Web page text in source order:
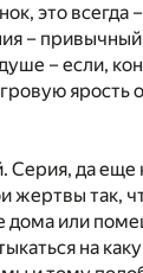
это
–
– если,
ярость
да еще
жертвы так,
или
на